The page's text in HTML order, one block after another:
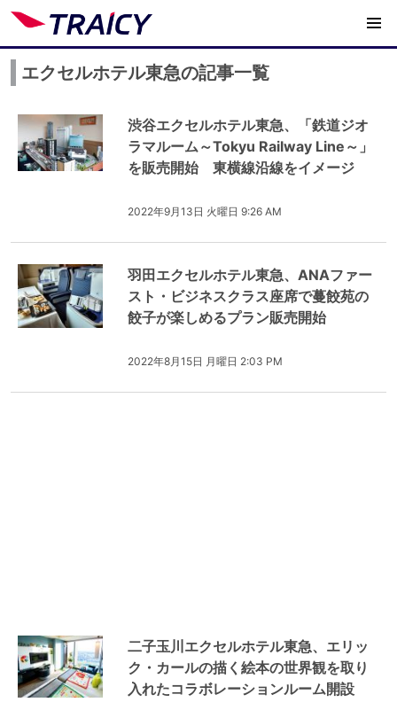
エクセルホテル東急の記事一覧
渋谷エクセルホテル東急、「鉄道ジオ
ラマルーム～Tokyu Railway Line～」
を販売開始 東横線沿線をイメージ
2022年9月13日 火曜日 9:26 AM
羽田エクセルホテル東急、ANAファー
スト・ビジネスクラス座席で蔓餃苑の
餃子が楽しめるプラン販売開始
2022年8月15日 月曜日 2:03 PM
二子玉川エクセルホテル東急、エリッ
ク・カールの描く絵本の世界観を取り
入れたコラボレーションルーム開設